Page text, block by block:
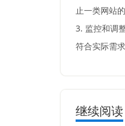
止一类网站
3. 监控和调
符合实际需求
继续阅读